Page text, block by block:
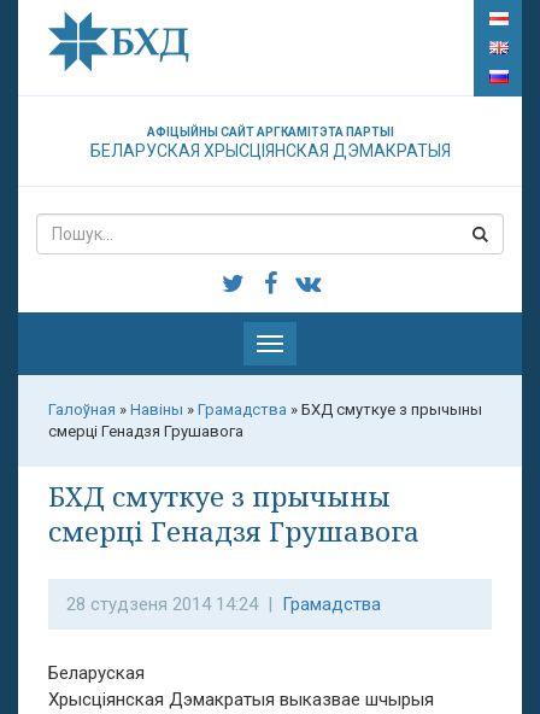
АФІЦЫЙНЫ САЙТ АРГКАМІТЭТА ПАРТЫІ
БЕЛАРУСКАЯ ХРЫСЦІЯНСКАЯ ДЭМАКРАТЫЯ
Паказаць
меню
Галоўная » Навіны » Грамадства » БХД смуткуе з прычыны
смерці Генадзя Грушавога
БХД смуткуе з прычыны
смерці Генадзя Грушавога
28 студзеня 2014 14:24 | Грамадства
Беларуская
Хрысціянская Дэмакратыя выказвае шчырыя